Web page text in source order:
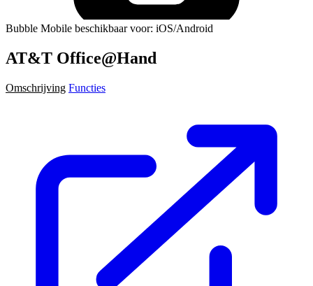
Bubble Mobile beschikbaar voor: iOS/Android
AT&T Office@Hand
Omschrijving Functies